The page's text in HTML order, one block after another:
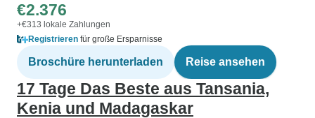
€2.376
+€313 lokale Zahlungen
Registrieren für große Ersparnisse
Broschüre herunterladen Reise ansehen
17 Tage Das Beste aus Tansania,
Kenia und Madagaskar